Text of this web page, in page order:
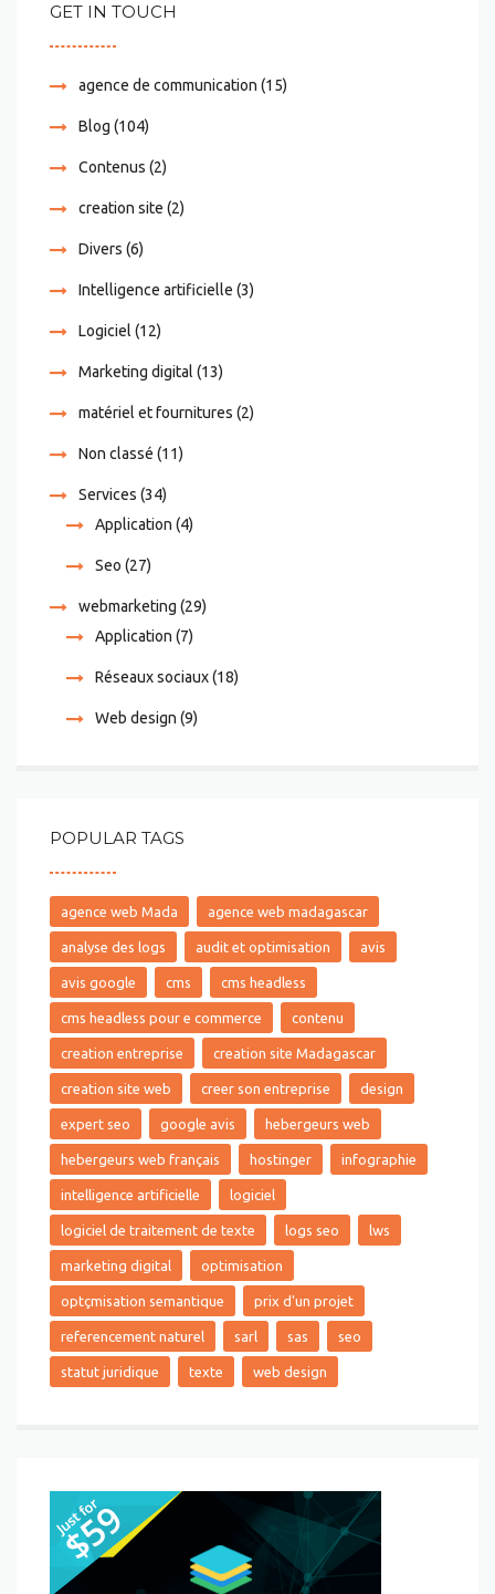
GET IN TOUCH
agence de communication (15)
Blog (104)
Contenus (2)
creation site (2)
Divers (6)
Intelligence artificielle (3)
Logiciel (12)
Marketing digital (13)
matériel et fournitures (2)
Non classé (11)
Services (34)
Application (4)
Seo (27)
webmarketing (29)
Application (7)
Réseaux sociaux(18)
Web design (9)
POPULAR TAGS
agence web Mada agence web madagascar
analyse des logs audit et optimisation avis
avis google cms cms headless
cms headless pour e commerce contenu
creation entreprise creation site Madagascar
creation site web creer son entreprise design
expert seo google avis hebergeurs web
hebergeurs web français hostinger infographie
intelligence artificielle logiciel
logiciel de traitement de texte logs seo lws
marketing digital optimisation
optçmisation semantique prix d'un projet
referencement naturel sarl sas seo
statut juridique texte web design